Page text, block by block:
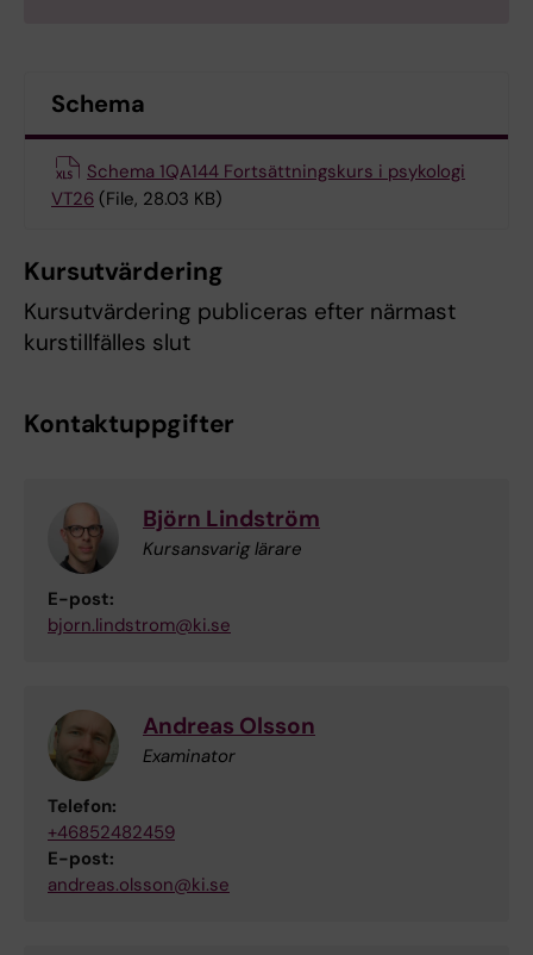
Schema
Schema 1QA144 Fortsättningskurs i psykologi
VT26 (File, 28.03 KB)
Kursutvärdering
Kursutvärdering publiceras efter närmast
kurstillfälles slut
Kontaktuppgifter
Björn Lindström
Kursansvarig lärare
E-post:
bjorn.lindstrom@ki.se
Andreas Olsson
Examinator
Telefon:
+46852482459
E-post:
andreas.olsson@ki.se